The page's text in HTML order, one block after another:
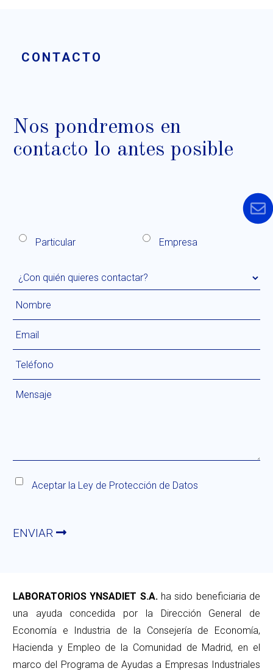
CONTACTO
Nos pondremos en
contacto lo antes posible
Particular Empresa
Aceptar la Ley de Protección de Datos
ENVIAR
LABORATORIOS YNSADIET S.A.ha sido beneficiaria de
una ayuda concedida por la Dirección General de
Economía e Industria de la Consejería de Economía,
Hacienda y Empleo de la Comunidad de Madrid, en el
marco del Programa de Ayudas a Empresas Industriales